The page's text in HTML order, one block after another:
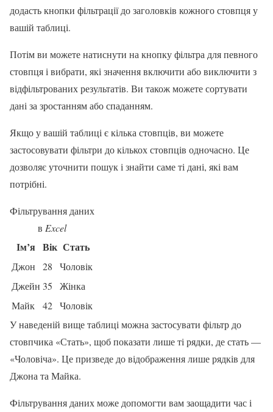
додасть кнопки фільтрації до заголовків кожного стовпця у
вашій таблиці.
Потім ви можете натиснути на кнопку фільтра для певного
стовпця і вибрати, які значення включити або виключити з
відфільтрованих результатів. Ви також можете сортувати
дані за зростанням або спаданням.
Якщо у вашій таблиці є кілька стовпців, ви можете
застосовувати фільтри до кількох стовпців одночасно. Це
дозволяє уточнити пошук і знайти саме ті дані, які вам
потрібні.
Фільтрування даних
в Excel
Ім’я Вік Стать
Джон 28
Чоловік
Джейн 35
Жінка
Майк
42 Чоловік
У наведеній вище таблиці можна застосувати фільтр до
стовпчика «Стать», щоб показати лише ті рядки, де стать —
«Чоловіча». Це призведе до відображення лише рядків для
Джона та Майка.
Фільтрування даних може допомогти вам заощадити час і